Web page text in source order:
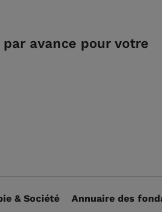
avance pour votre
& Société Annuaire des